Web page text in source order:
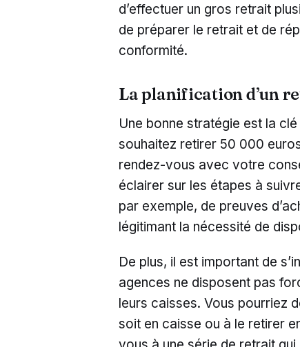
d’effectuer un gros retrait
de préparer le retrait et de
conformité.
La planification d’un
Une bonne stratégie est la
souhaitez retirer 50 000
rendez-vous avec votre
éclairer sur les étapes à
par exemple, de preuves
légitimant la nécessité de
De plus, il est important de
agences ne disposent pas
leurs caisses. Vous pourriez
soit en caisse ou à le retirer